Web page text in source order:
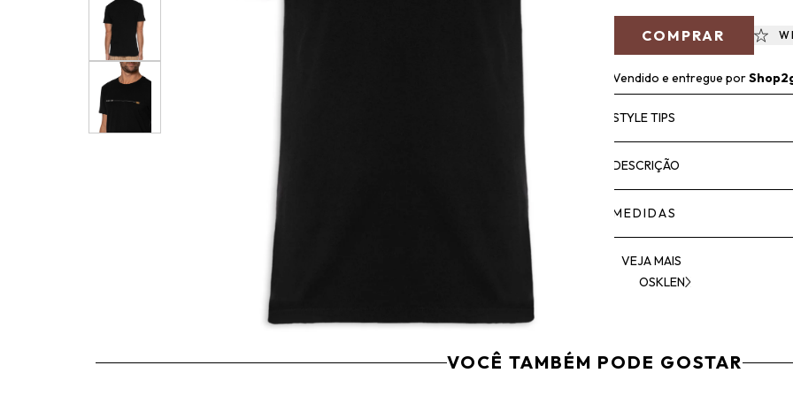
COMPRAR
Vendido e entregue por
STYLE TIPS
DESCRIÇÃO
MEDIDAS
VEJA MAIS
OSKLEN
VOCÊ TAMBÉM PODE GOSTAR